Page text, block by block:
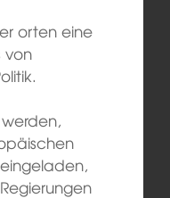
orten eine
von